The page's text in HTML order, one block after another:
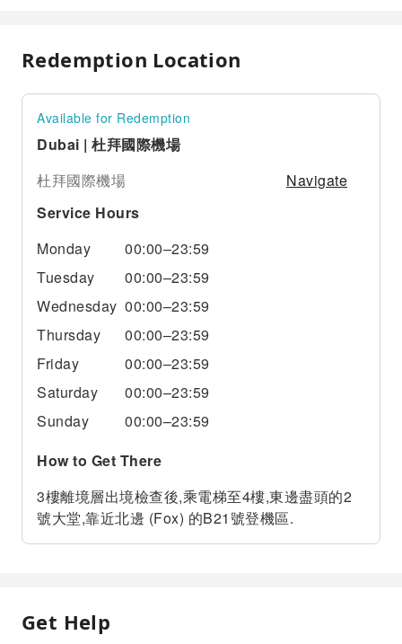
Redemption Location
Available for Redemption
Dubai | 杜拜國際機場
杜拜國際機場
Navigate
Service Hours
Monday
00:00–23:59
Tuesday
00:00–23:59
Wednesday 00:00–23:59
Thursday
00:00–23:59
Friday
00:00–23:59
Saturday
00:00–23:59
Sunday
00:00–23:59
How to Get There
3樓離境層出境檢查後,乘電梯至4樓,東邊盡頭的2
號大堂,靠近北邊 (Fox) 的B21號登機區.
Get Help